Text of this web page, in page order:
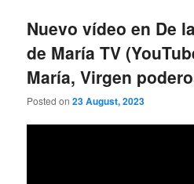
Nuevo vídeo en De
de María TV
María, Virgen
Posted on23 August, 2023